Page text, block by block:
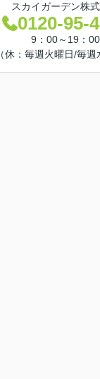
スカイガーデン株
0120-95-
9：00～19：00
（休：毎週火曜日/毎週